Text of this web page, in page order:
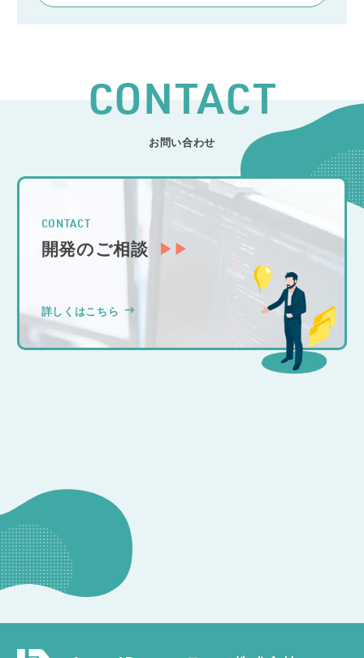
CONTACT
お問い合わせ
CONTACT
開発のご相談
詳しくはこちら